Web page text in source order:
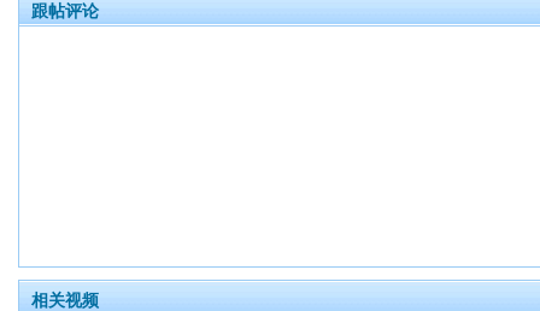
跟帖评论
相关视频